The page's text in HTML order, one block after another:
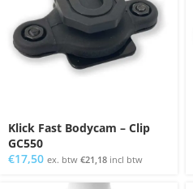
Klick Fast Bodycam – Clip
GC550
€17,50 ex. btw €21,18 incl btw